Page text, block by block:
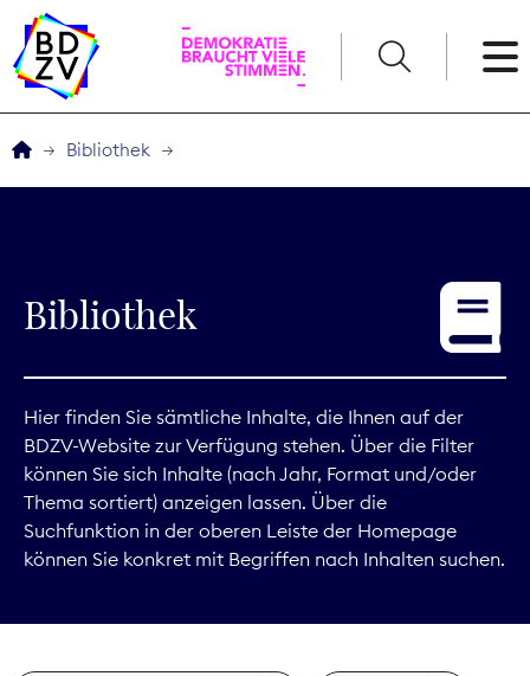
Service
Digitales
Kommunikation
Marktdaten
Bibliothek
Bibliothek
Hier finden Sie sämtliche Inhalte, die Ihnen auf der
BDZV-Website zur Verfügung stehen. Über die Filter
können Sie sich Inhalte (nach Jahr, Format und/oder
Thema sortiert) anzeigen lassen. Über die
Suchfunktion in der oberen Leiste der Homepage
können Sie konkret mit Begriffen nach Inhalten suchen.